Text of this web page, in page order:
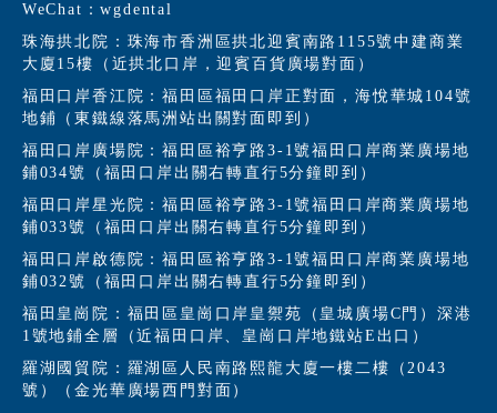
WeChat：wgdental
珠海拱北院：珠海市香洲區拱北迎賓南路1155號中建商業
大廈15樓（近拱北口岸，迎賓百貨廣場對面）
福田口岸香江院：福田區福田口岸正對面，海悅華城104號
地鋪（東鐵線落馬洲站出關對面即到）
福田口岸廣場院：福田區裕亨路3-1號福田口岸商業廣場地
鋪034號（福田口岸出關右轉直行5分鐘即到）
福田口岸星光院：福田區裕亨路3-1號福田口岸商業廣場地
鋪033號（福田口岸出關右轉直行5分鐘即到）
福田口岸啟德院：福田區裕亨路3-1號福田口岸商業廣場地
鋪032號（福田口岸出關右轉直行5分鐘即到）
福田皇崗院：福田區皇崗口岸皇禦苑（皇城廣場C門）深港
1號地鋪全層（近福田口岸、皇崗口岸地鐵站E出口）
羅湖國貿院：羅湖區人民南路熙龍大廈一樓二樓（2043
號）（金光華廣場西門對面）